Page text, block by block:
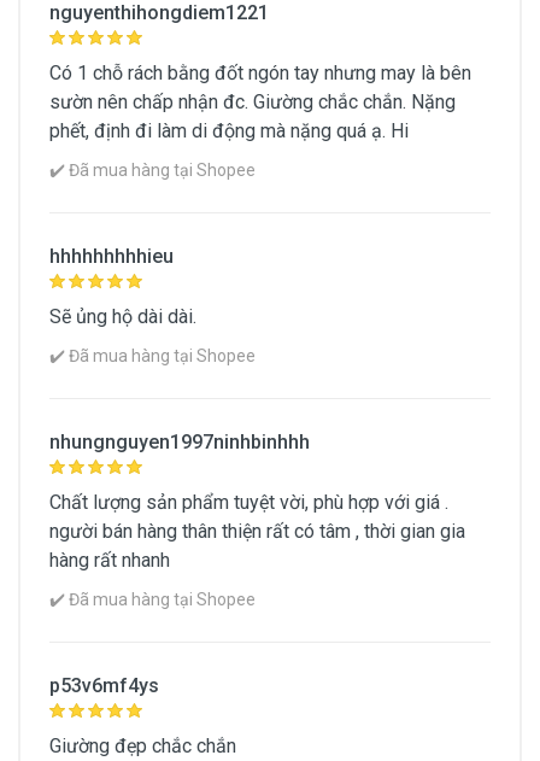
[Thùng + Có Gối] Giường Gấp Vali Chân
Inox
Giảm Giá 1%
1.180.000đ
1.188.000đ
Mua Ngay
nguyenthihongdiem1221
Có 1 chỗ rách bằng đốt ngón tay nhưng may là bên
sườn nên chấp nhận đc. Giường chắc chắn. Nặng
phết, định đi làm di động mà nặng quá ạ. Hi
✔️ Đã mua hàng tại Shopee
hhhhhhhhhieu
Sẽ ủng hộ dài dài.
✔️ Đã mua hàng tại Shopee
nhungnguyen1997ninhbinhhh
Chất lượng sản phẩm tuyệt vời, phù hợp với giá .
người bán hàng thân thiện rất có tâm , thời gian gia
hàng rất nhanh
✔️ Đã mua hàng tại Shopee
p53v6mf4ys
Giường đẹp chắc chắn